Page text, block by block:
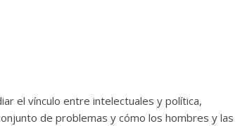
el vínculo entre intelectuales y política,
de problemas y cómo los hombres y las